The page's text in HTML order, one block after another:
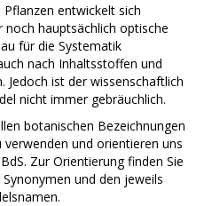
entwickelt sich
hauptsächlich optische
für die Systematik
nach Inhaltsstoffen und
Jedoch ist der wissenschaftlich
nicht immer gebräuchlich.
botanischen Bezeichnungen
und orientieren uns
Zur Orientierung finden Sie
und den jeweils